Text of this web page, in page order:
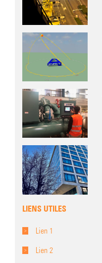
LIENS UTILES
Lien 1
Lien 2